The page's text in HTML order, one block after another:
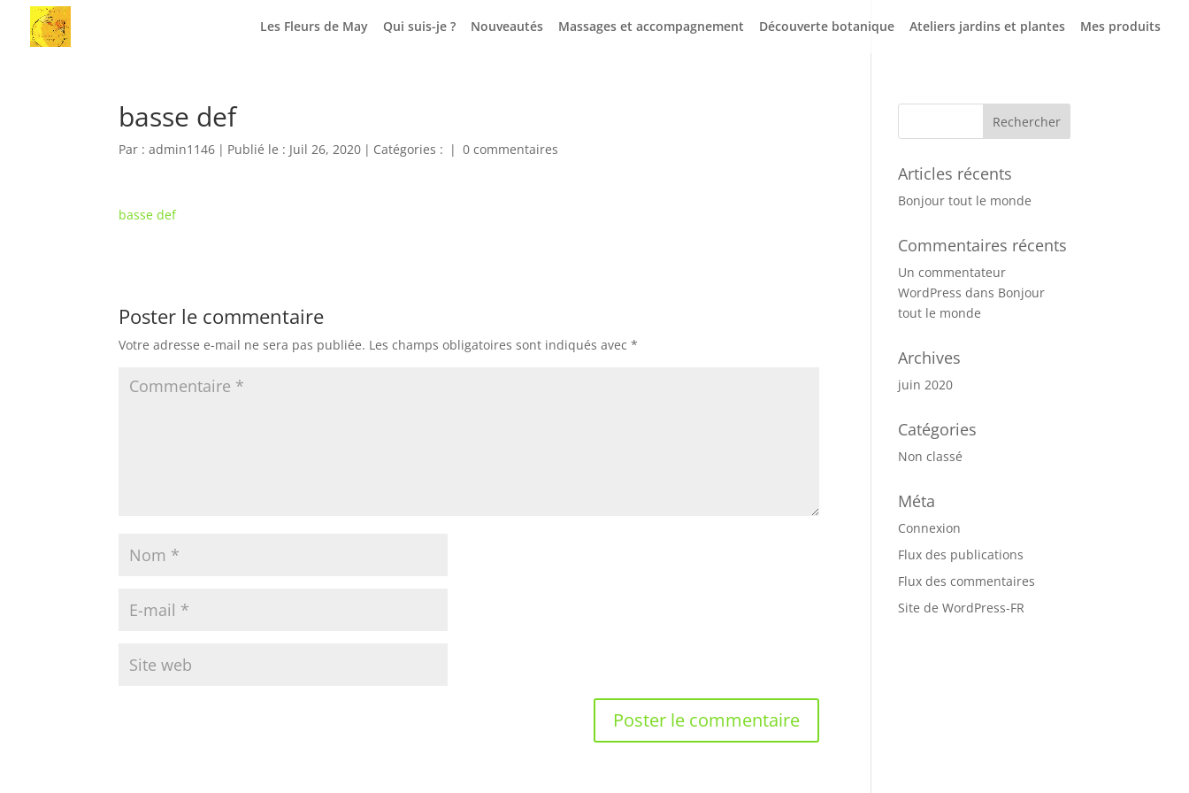
Les Fleurs de May Qui suis-je ? Nouveautés Massages et accompagnement Découverte botanique Ateliers jardins et plantes Mes produits
basse def
Par :admin1146 | Publié le : Juil 26, 2020 | Catégories : | 0 commentaires
basse def
Poster le commentaire
Votre adresse e-mail ne sera pas publiée. Les champs obligatoires sont indiqués avec*
Articles récents
Bonjour tout le monde
Commentaires récents
Un commentateur
WordPress dans Bonjour
tout le monde
Archives
juin 2020
Catégories
Non classé
Méta
Connexion
Flux des publications
Flux des commentaires
Site de WordPress-FR